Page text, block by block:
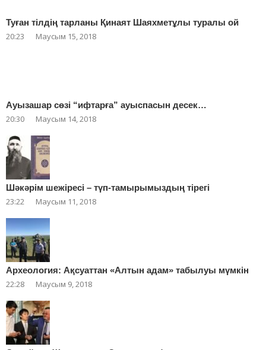
Туған тілдің тарланы Қинаят Шаяхметұлы туралы ой
20:23 Маусым 15, 2018
Ауызашар сөзі “ифтарға” ауыспасын десек…
20:30 Маусым 14, 2018
Шәкәрім шежіресі – түп-тамырымыздың тірегі
23:22 Маусым 11, 2018
Археология: Ақсуаттан «Алтын адам» табылуы мүмкін
22:28 Маусым 9, 2018